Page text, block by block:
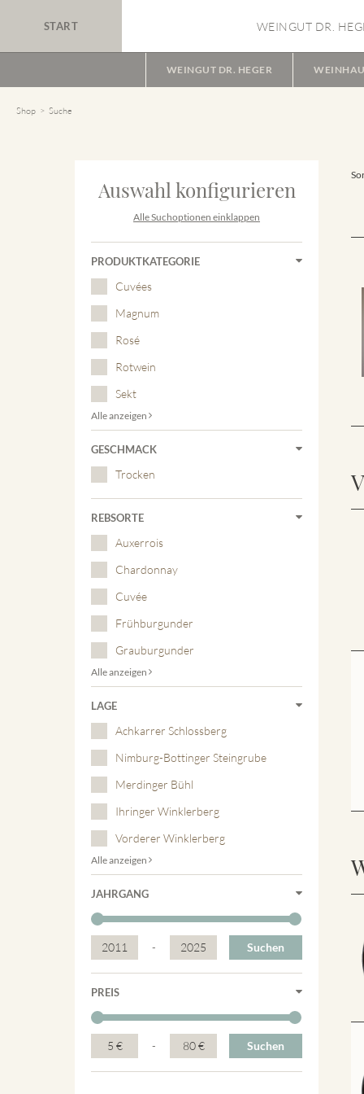
START WEINGUT DR.
WEINGUT DR. HEGER
Shop Suche
Auswahl konfigurieren
Alle Suchoptionen einklappen
PRODUKTKATEGORIE
Cuvées
Magnum
Rosé
Rotwein
Sekt
Alle anzeigen
GESCHMACK
Trocken
REBSORTE
Auxerrois
Chardonnay
Cuvée
Frühburgunder
Grauburgunder
Alle anzeigen
LAGE
Achkarrer Schlossberg
Nimburg-Bottinger Steingrube
Merdinger Bühl
Ihringer Winklerberg
Vorderer Winklerberg
Alle anzeigen
JAHRGANG
2011 - 2025 Suchen
PREIS
5 € - 80 € Suchen